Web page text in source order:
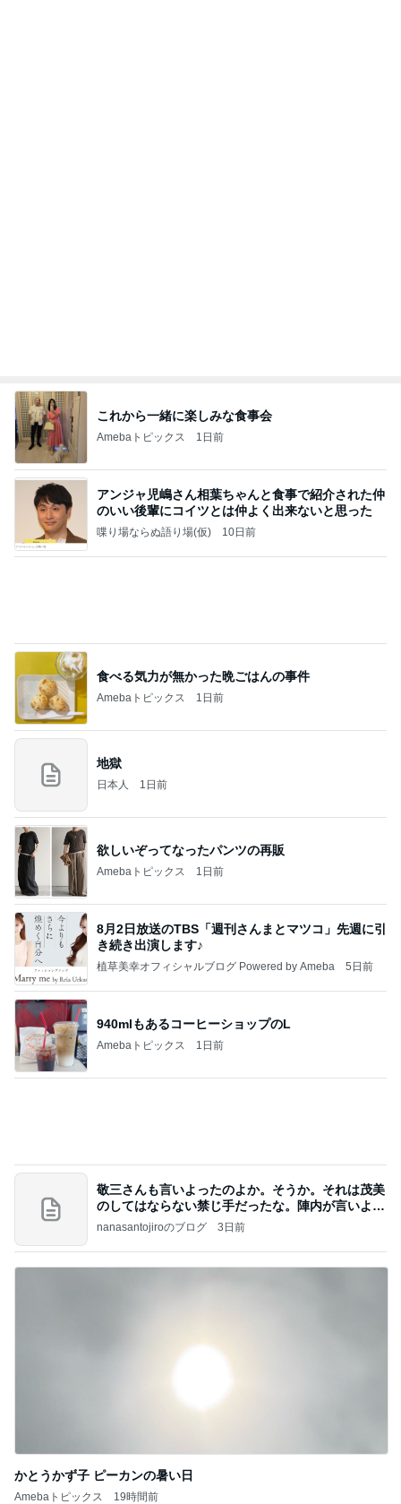
これから一緒に楽しみな食事会
Amebaトピックス 1日前
アンジャ児嶋さん相葉ちゃんと食事で紹介された仲
のいい後輩にコイツとは仲よく出来ないと思った
喋り場ならぬ語り場(仮) 10日前
食べる気力が無かった晩ごはんの事件
Amebaトピックス 1日前
地獄
日本人 1日前
欲しいぞってなったパンツの再販
Amebaトピックス 1日前
8月2日放送のTBS「週刊さんまとマツコ」先週に引
き続き出演します♪
植草美幸オフィシャルブログ Powered by Ameba 5日前
940mlもあるコーヒーショップのL
Amebaトピックス 1日前
敬三さんも言いよったのよか。そうか。それは茂美
のしてはならない禁じ手だったな。陣内が言いよる
のよ
nanasantojiroのブログ 3日前
かとうかず子 ピーカンの暑い日
Amebaトピックス 19時間前